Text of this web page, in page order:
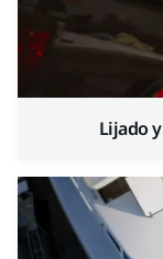
Lijado